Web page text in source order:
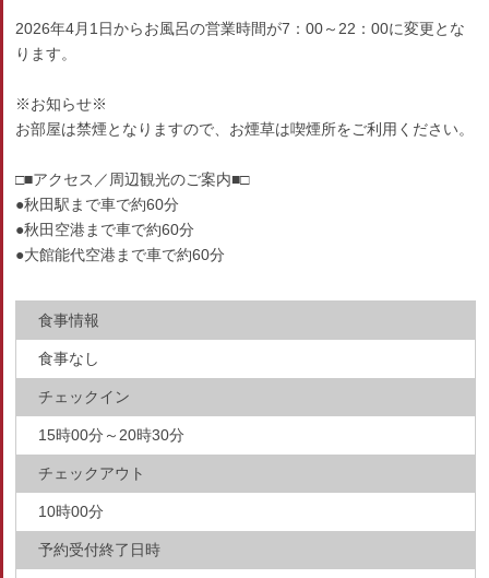
2026年4月1日からお風呂の営業時間が7：00～22：00に変更とな
ります。
※お知らせ※
お部屋は禁煙となりますので、お煙草は喫煙所をご利用ください。
□■アクセス／周辺観光のご案内■□
●秋田駅まで車で約60分
●秋田空港まで車で約60分
●大館能代空港まで車で約60分
食事情報
食事なし
チェックイン
15時00分～20時30分
チェックアウト
10時00分
予約受付終了日時